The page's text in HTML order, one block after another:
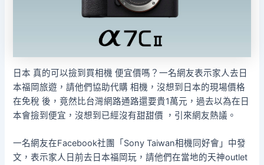
日本 真的可以撿到買相機 便宜價嗎？一名網友表示家人去日
本福岡旅遊，請他們協助代購 相機，沒想到日本的現場價格
在免稅 後，竟然比台灣網路通路還要貴1萬元，過去以為在日
本會撿到便宜，沒想到已經沒有甜甜價 ，引來網友熱議。
一名網友在Facebook社團「Sony Taiwan相機同好會」中發
文，表示家人日前去日本福岡玩，請他們在當地的天神outlet